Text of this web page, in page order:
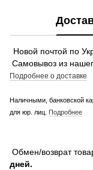
Новой почтой по
Самовывоз из
Подробнее о доставке
Наличными, банковской
для юр. лиц. Подробнее
Обмен/возврат
дней.